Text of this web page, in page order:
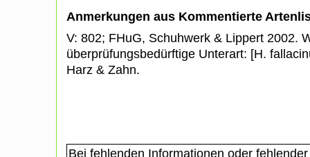
Anmerkungen aus Kommentierte
V: 802; FHuG, Schuhwerk & Lippert 2002.
überprüfungsbedürftige Unterart: [H.
Harz & Zahn.
Bei fehlenden Informationen oder